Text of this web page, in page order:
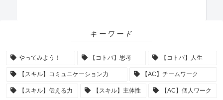
キーワード
やってみよう！ 【コトバ】思考 【コトバ】人生
【スキル】コミュニケーション力 【AC】チームワーク
【スキル】伝える力 【スキル】主体性 【AC】個人ワーク